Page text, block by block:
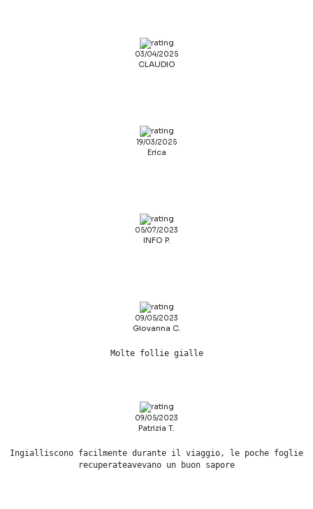
03/04/2025
CLAUDIO
19/03/2025
Erica
05/07/2023
INFO P.
09/05/2023
Giovanna C.
Molte follie gialle
09/05/2023
Patrizia T.
Ingialliscono facilmente durante il viaggio, le poche foglie
recuperateavevano un buon sapore